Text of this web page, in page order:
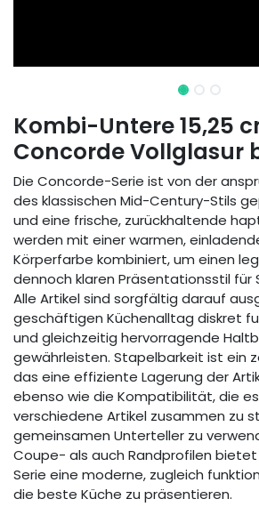
Kombi-Untere 15,25
Concorde Vollglasur
Die Concorde-Serie ist von der
des klassischen Mid-Century-Stils
und eine frische, zurückhaltende
werden mit einer warmen,
Körperfarbe kombiniert, um einen
dennoch klaren Präsentationsstil für
Alle Artikel sind sorgfältig darauf
geschäftigen Küchenalltag diskret
und gleichzeitig hervorragende
gewährleisten. Stapelbarkeit ist ein
das eine effiziente Lagerung der
ebenso wie die Kompatibilität, die
verschiedene Artikel zusammen zu
gemeinsamen Unterteller zu
Coupe- als auch Randprofilen
Serie eine moderne, zugleich
die beste Küche zu präsentieren.